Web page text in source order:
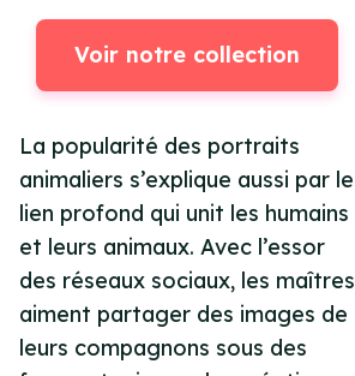
Voir notre collection
La popularité des portraits
animaliers s’explique aussi par le
lien profond qui unit les humains
et leurs animaux. Avec l’essor
des réseaux sociaux, les maîtres
aiment partager des images de
leurs compagnons sous des